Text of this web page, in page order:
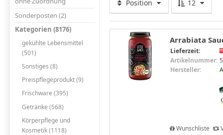
Sonderposten (2)
Kategorien (8176)
gekühlte Lebensmittel
(501)
Sonstiges (8)
Preispflegeprodukt (9)
Frischware (395)
Getränke (568)
Körperpflege und
Kosmetik (1118)
Position 12
Arrabiata
Lieferzeit:
Artikelnummer:
Hersteller:
Wunschliste